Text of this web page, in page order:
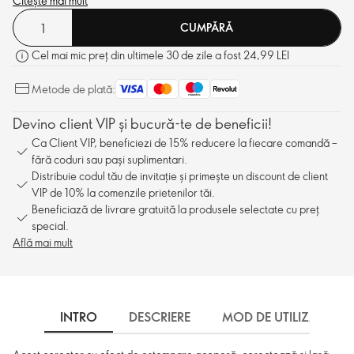
CUMPĂRĂ
Cel mai mic preț din ultimele 30 de zile a fost 24,99 LEI
Metode de plată:
Devino client VIP și bucură-te de beneficii!
Ca Client VIP, beneficiezi de 15% reducere la fiecare comandă –
fără coduri sau pași suplimentari.
Distribuie codul tău de invitație și primește un discount de client
VIP de 10% la comenzile prietenilor tăi.
Beneficiază de livrare gratuită la produsele selectate cu preț
special.
Află mai mult
INTRO DESCRIERE MOD DE UTILIZARE